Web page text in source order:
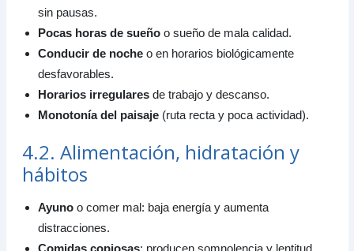
sin pausas.
Pocas horas de sueñoo sueño de mala calidad.
Conducir de nocheo en horarios biológicamente
desfavorables.
Horarios irregularesde trabajo y descanso.
Monotonía del paisaje(ruta recta y poca actividad).
4.2. Alimentación, hidratación y
hábitos
Ayunoo comer mal: baja energía y aumenta
distracciones.